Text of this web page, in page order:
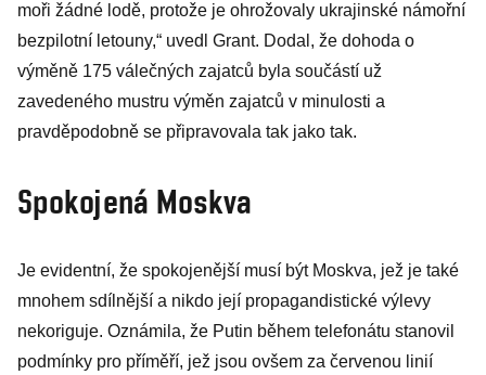
moři žádné lodě, protože je ohrožovaly ukrajinské námořní
bezpilotní letouny,“ uvedl Grant. Dodal, že dohoda o
výměně 175 válečných zajatců byla součástí už
zavedeného mustru výměn zajatců v minulosti a
pravděpodobně se připravovala tak jako tak.
Spokojená Moskva
Je evidentní, že spokojenější musí být Moskva, jež je také
mnohem sdílnější a nikdo její propagandistické výlevy
nekoriguje. Oznámila, že Putin během telefonátu stanovil
podmínky pro příměří, jež jsou ovšem za červenou linií